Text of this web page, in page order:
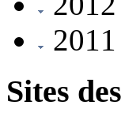
2011
Sites